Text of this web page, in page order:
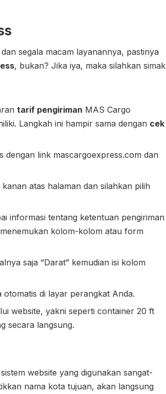
segala macam layanannya, pastinya
, bukan? Jika iya, maka silahkan simak
tarif pengiriman MAS Cargo
Langkah ini hampir sama dengan cek
dengan link mascargoexpress.com dan
atas halaman dan silahkan pilih
informasi tentang ketentuan pengiriman
kolom-kolom atau form
saja “Darat” kemudian isi kolom
di layar perangkat Anda.
website, yakni seperti container 20 ft
secara langsung.
website yang digunakan sangat-
nama kota tujuan, akan langsung